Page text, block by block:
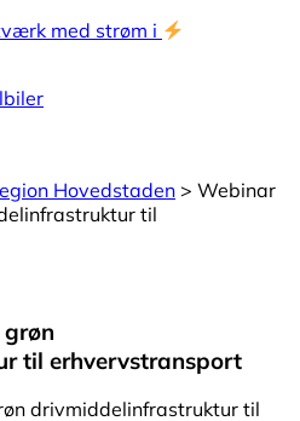
med strøm i
Hovedstaden> Webinar
til
til erhvervstransport